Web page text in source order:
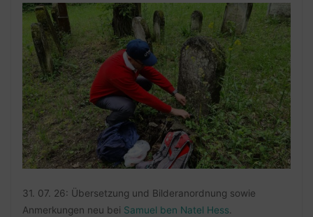
31. 07. 26: Übersetzung und Bilderanordnung sowie
Anmerkungen neu bei Samuel ben Natel Hess